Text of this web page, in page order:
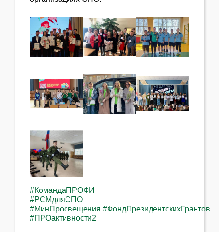
#КомандаПРОФИ
#РСМдляСПО
#МинПросвещения #ФондПрезидентскихГрантов
#ПРОактивности2